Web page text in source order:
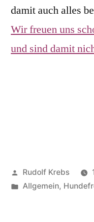
damit auch alles
Wir freuen uns
und sind damit
Veröffentlicht
von
Rudolf Krebs
Veröffentlicht
Allgemein,